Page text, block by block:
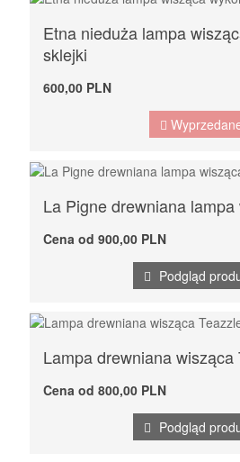
Etna nieduża lampa
sklejki
600,00 PLN
La Pigne drewniana
Cena od 900,00 PLN
Podgląd
Lampa drewniana wisząca
Cena od 800,00 PLN
Podgląd